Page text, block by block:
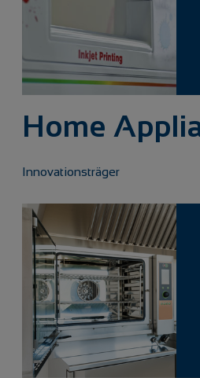
Home
Innovationsträger